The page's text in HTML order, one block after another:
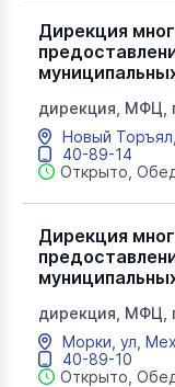
Дирекция
дирекция, МФЦ,
услуги, мои
Новый
40-89-14
Открыто,
Дирекция
дирекция, МФЦ,
услуги, мои
Морки, ул,
40-89-10
Открыто,